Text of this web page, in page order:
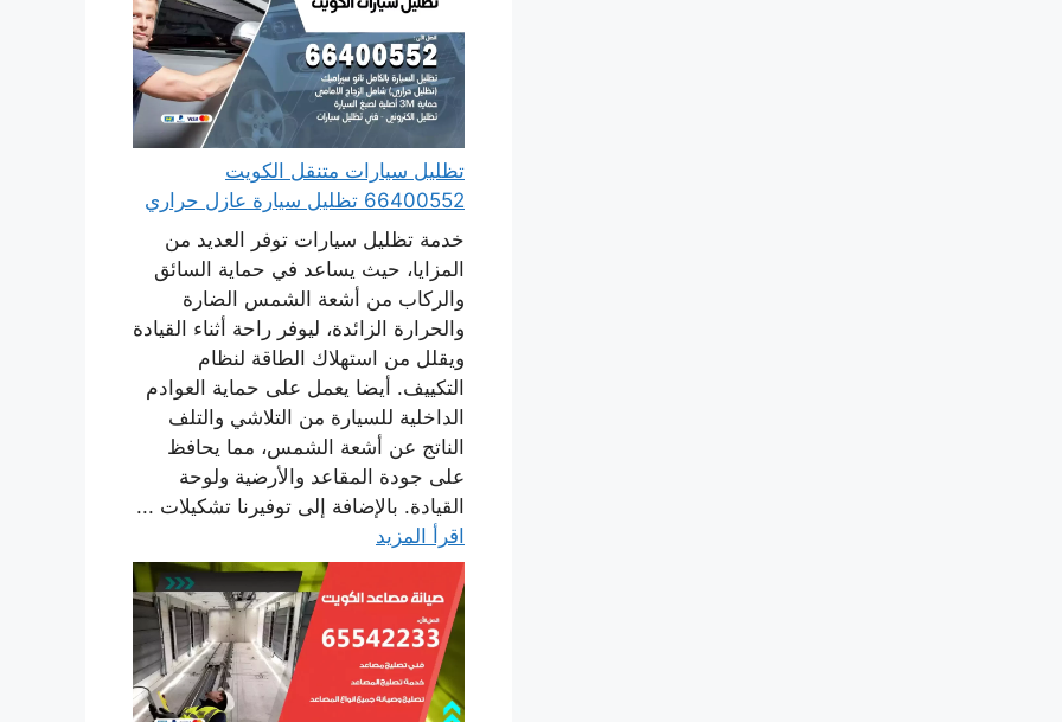
تظليل سيارات متنقل الكويت
66400552 تظليل سيارة عازل حراري
خدمة تظليل سيارات توفر العديد من
المزايا، حيث يساعد في حماية السائق
والركاب من أشعة الشمس الضارة
والحرارة الزائدة، ليوفر راحة أثناء القيادة
ويقلل من استهلاك الطاقة لنظام
التكييف. أيضا يعمل على حماية العوادم
الداخلية للسيارة من التلاشي والتلف
الناتج عن أشعة الشمس، مما يحافظ
على جودة المقاعد والأرضية ولوحة
القيادة. بالإضافة إلى توفيرنا تشكيلات ...
اقرأ المزيد